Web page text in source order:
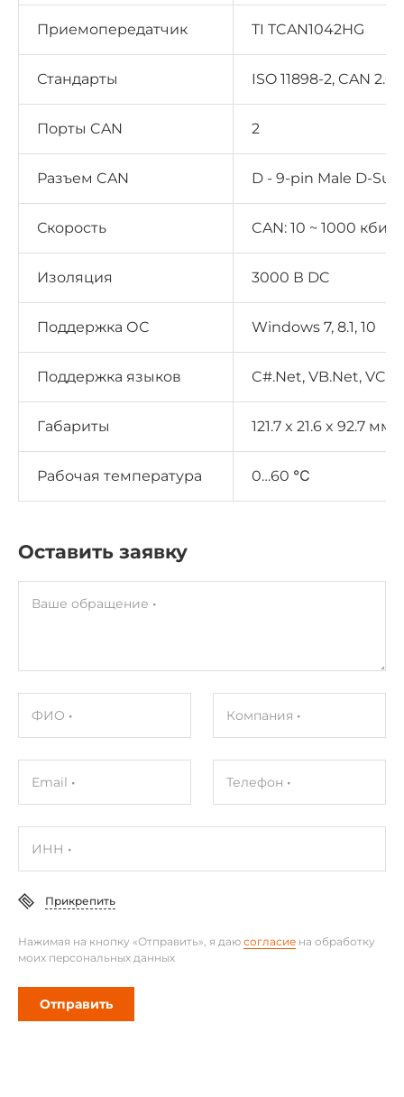
Приемопередатчик TI TCAN1042HG
Стандарты ISO 11898-2, CAN 2.0
Порты CAN 2
Разъем CAN D - 9-pin Male D-
Скорость CAN: 10 ~ 1000
Изоляция 3000 В DC
Поддержка ОС Windows 7, 8.1, 10
Поддержка языков C#.Net, VB.Net,
Габариты 121.7 x 21.6 x 92.7 мм
Рабочая температура 0…60 ℃
Оставить заявку
Ваше обращение
ФИО Компания
Email Телефон
ИНН
Прикрепить
Отправить
Нажимая на кнопку «Отправить», я даю согласие на обработку
моих персональных данных